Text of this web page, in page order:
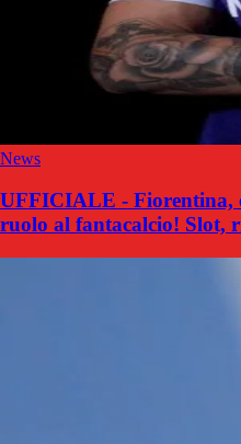
News
UFFICIALE - Fiorentina,
ruolo al fantacalcio! Slot,